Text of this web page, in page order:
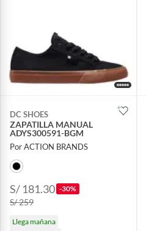
DC SHOES
ZAPATILLA MANUAL
ADYS300591-BGM
Por ACTION BRANDS
S/ 181.30 -30%
S/ 259
Llega mañana